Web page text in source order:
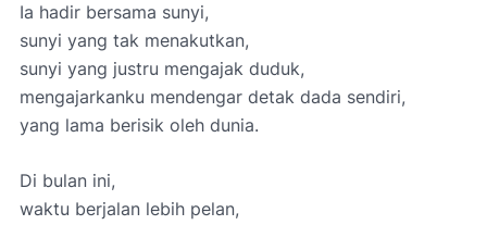
Ia hadir bersama sunyi,
sunyi yang tak menakutkan,
sunyi yang justru mengajak duduk,
mengajarkanku mendengar detak dada sendiri,
yang lama berisik oleh dunia.
Di bulan ini,
waktu berjalan lebih pelan,